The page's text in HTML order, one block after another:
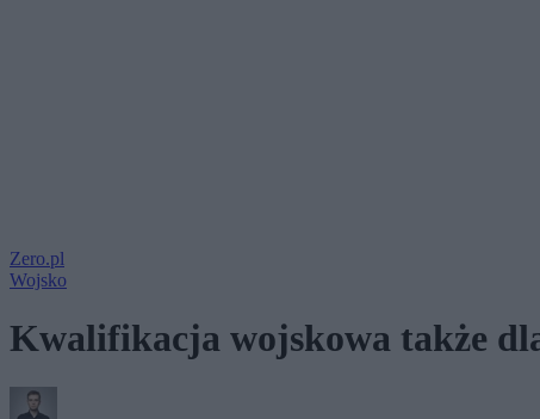
Zero.pl
Wojsko
Kwalifikacja wojskowa także